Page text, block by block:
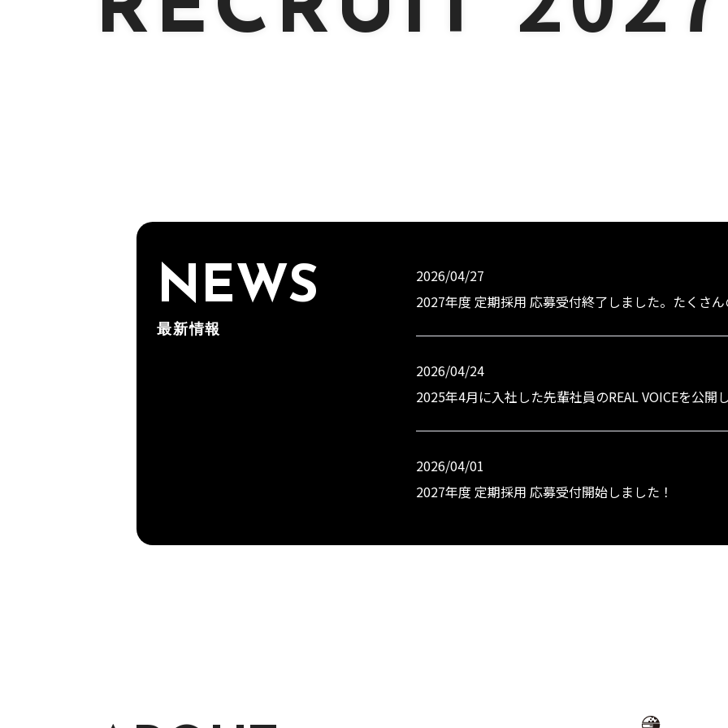
NEWS
最新情報
2026/04/27
2027年度 定期採用 応募受付終了しました。たくさ
2026/04/24
2025年4月に入社した先輩社員のREAL VOICEを公開
2026/04/01
2027年度 定期採用 応募受付開始しました！